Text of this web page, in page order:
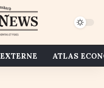
EXTERNE ATLAS